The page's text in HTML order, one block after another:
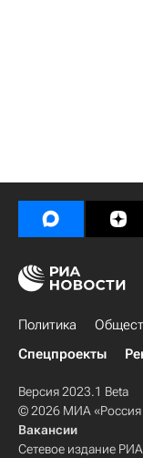
Политика
Спецпроекты
Версия 2023.1 Beta
© 2026 МИА «Россия
Вакансии
Сетевое издание